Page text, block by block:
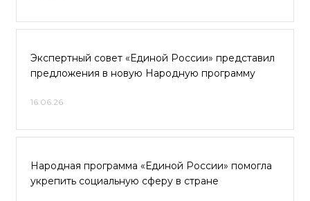
Экспертный совет «Единой России» представил
предложения в новую Народную программу
16.06.26
Народная программа «Единой России» помогла
укрепить социальную сферу в стране